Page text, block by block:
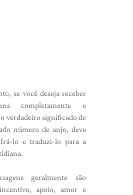
se você deseja receber
completamente e
verdadeiro significado de
número de anjo, deve
lo e traduzi-lo para a
geralmente são
apoio, amor e